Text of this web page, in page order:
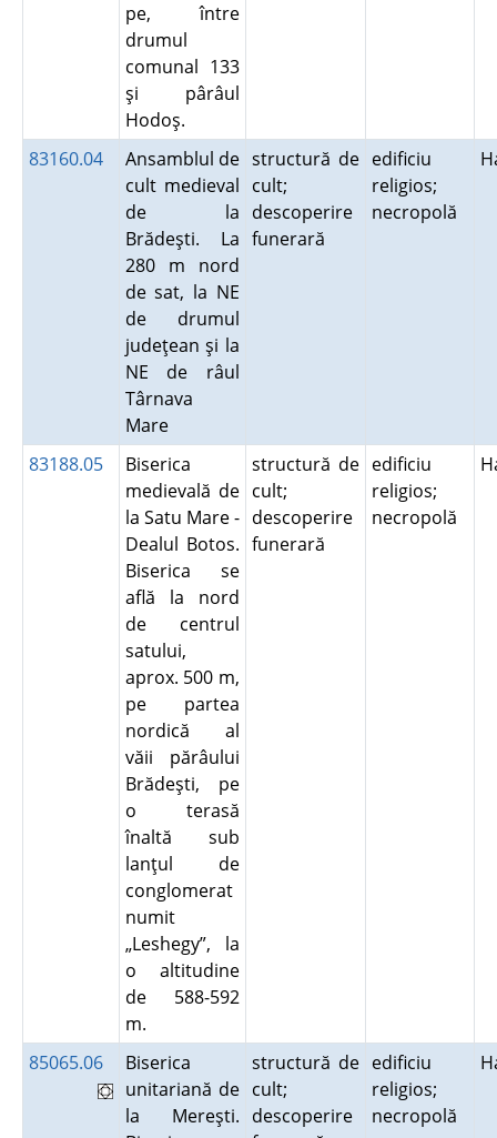
pe, între
drumul
comunal 133
şi pârâul
Hodoş.
83160.04
Ansamblul de
cult medieval
de la
Brădeşti. La
280 m nord
de sat, la NE
de drumul
judeţean şi la
NE de râul
Târnava
Mare
structură de
cult;
descoperire
funerară
edificiu
religios;
necropolă
83188.05
Biserica
medievală de
la Satu Mare -
Dealul Botos.
Biserica se
află la nord
de centrul
satului,
aprox. 500 m,
pe partea
nordică al
văii părâului
Brădeşti, pe
o terasă
înaltă sub
lanţul de
conglomerat
numit
„Leshegy”, la
o altitudine
de 588-592
m.
structură de
cult;
descoperire
funerară
edificiu
religios;
necropolă
85065.06
Biserica
unitariană de
la Mereşti.
structură de
cult;
descoperire
edificiu
religios;
necropolă